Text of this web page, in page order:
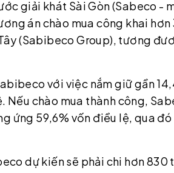
giải khát Sài Gòn (Sabeco -
án chào mua công khai
(Sabibeco Group), tương
với việc nắm giữ gần
chào mua thành công,
ứng 59,6% vốn điều lệ, qua
dự kiến sẽ phải chi hơn 830